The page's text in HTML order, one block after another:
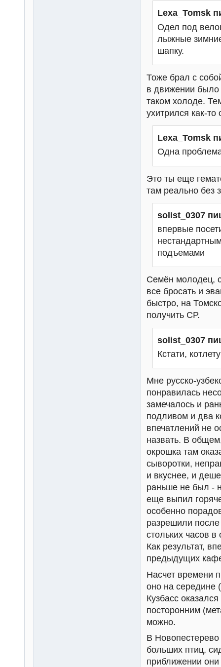
Lexa_Tomsk
Одел под
лыжные
шапку.
Тоже брал с
в движении было
таком холоде.
ухитрился как-то
Lexa_Tomsk
Одна
Это ты еще
там реально без
solist_0307
впервые
подъемами
Семён молодец,
все бросать и
быстро, на
получить СР.
solist_0307
Кстати,
Мне русско-
понравилась
замечалось и
подливом и два
впечатлений не
назвать. В
окрошка там
сыворотки,
и вкуснее, и
раньше не был -
еще выпил
особенно
разрешили после
стольких часов
Как результат,
предыдущих
Насчет времени
оно на середине
Кузбасс
посторонним
можно.
В Новопестерево
больших птиц,
приближении